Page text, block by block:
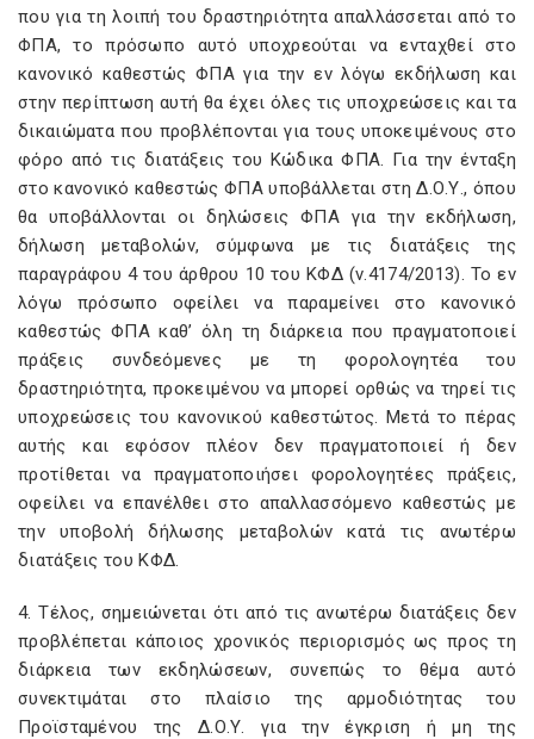
που για τη λοιπή του δραστηριότητα απαλλάσσεται από το
ΦΠΑ, το πρόσωπο αυτό υποχρεούται να ενταχθεί στο
κανονικό καθεστώς ΦΠΑ για την εν λόγω εκδήλωση και
στην περίπτωση αυτή θα έχει όλες τις υποχρεώσεις και τα
δικαιώματα που προβλέπονται για τους υποκειμένους στο
φόρο από τις διατάξεις του Κώδικα ΦΠΑ. Για την ένταξη
στο κανονικό καθεστώς ΦΠΑ υποβάλλεται στη Δ.Ο.Υ., όπου
θα υποβάλλονται οι δηλώσεις ΦΠΑ για την εκδήλωση,
δήλωση μεταβολών, σύμφωνα με τις διατάξεις της
παραγράφου 4 του άρθρου 10 του ΚΦΔ (ν.4174/2013). Το εν
λόγω πρόσωπο οφείλει να παραμείνει στο κανονικό
καθεστώς ΦΠΑ καθ’ όλη τη διάρκεια που πραγματοποιεί
πράξεις συνδεόμενες με τη φορολογητέα του
δραστηριότητα, προκειμένου να μπορεί ορθώς να τηρεί τις
υποχρεώσεις του κανονικού καθεστώτος. Μετά το πέρας
αυτής και εφόσον πλέον δεν πραγματοποιεί ή δεν
προτίθεται να πραγματοποιήσει φορολογητέες πράξεις,
οφείλει να επανέλθει στο απαλλασσόμενο καθεστώς με
την υποβολή δήλωσης μεταβολών κατά τις ανωτέρω
διατάξεις του ΚΦΔ.
4. Τέλος, σημειώνεται ότι από τις ανωτέρω διατάξεις δεν
προβλέπεται κάποιος χρονικός περιορισμός ως προς τη
διάρκεια των εκδηλώσεων, συνεπώς το θέμα αυτό
συνεκτιμάται στο πλαίσιο της αρμοδιότητας του
Προϊσταμένου της Δ.Ο.Υ. για την έγκριση ή μη της